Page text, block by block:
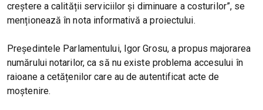
creștere a calității serviciilor și diminuare a costurilor”, se
menționează în nota informativă a proiectului.
Președintele Parlamentului, Igor Grosu, a propus majorarea
numărului notarilor, ca să nu existe problema accesului în
raioane a cetățenilor care au de autentificat acte de
moștenire.